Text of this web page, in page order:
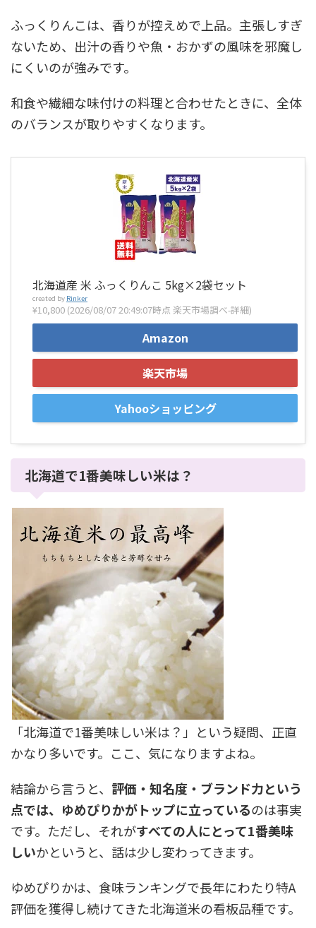
ふっくりんこは、香りが控えめで上品。主張しすぎ
ないため、出汁の香りや魚・おかずの風味を邪魔し
にくいのが強みです。
和食や繊細な味付けの料理と合わせたときに、全体
のバランスが取りやすくなります。
北海道産 米 ふっくりんこ 5kg×2袋セット
created by Rinker
¥10,800 (2026/08/07 20:49:07時点 楽天市場調べ-詳細)
Amazon
楽天市場
Yahooショッピング
北海道で1番美味しい米は？
「北海道で1番美味しい米は？」という疑問、正直
かなり多いです。ここ、気になりますよね。
結論から言うと、 評価・知名度・ブランド力という
点では、ゆめぴりかがトップに立っているのは事実
です。ただし、それがすべての人にとって1番美味
しいかというと、話は少し変わってきます。
ゆめぴりかは、食味ランキングで長年にわたり特A
評価を獲得し続けてきた北海道米の看板品種です。